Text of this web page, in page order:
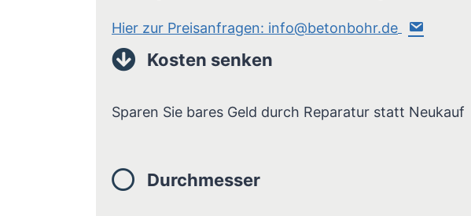
Hier zur Preisanfragen: info@betonbohr.de
Kosten senken
Sparen Sie bares Geld durch Reparatur statt Neukauf
Durchmesser